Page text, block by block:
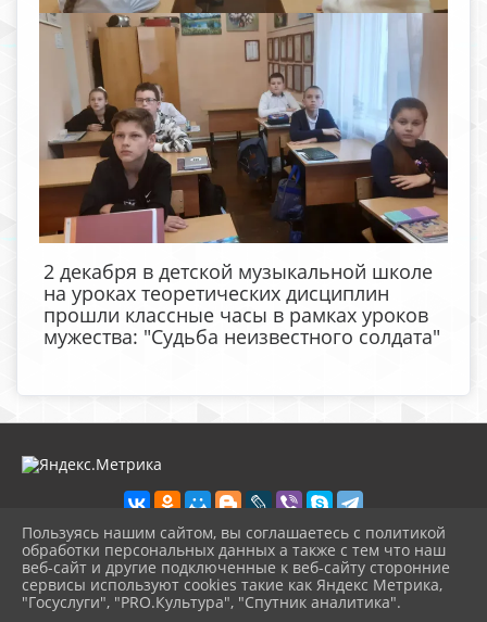
2 декабря в детской музыкальной школе
на уроках теоретических дисциплин
прошли классные часы в рамках уроков
мужества: "Судьба неизвестного солдата"
2026 г. lenmuz.ru
Вход
Карта сайта
Пользуясь нашим сайтом, вы соглашаетесь с политикой
обработки персональных данных а также с тем что наш
веб-сайт и другие подключенные к веб-сайту сторонние
сервисы используют cookies такие как Яндекс Метрика,
"Госуслуги", "PRO.Культура", "Спутник аналитика".